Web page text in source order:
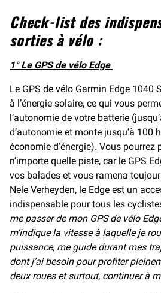
Check-list des
sorties à vélo :
1° Le GPS de vélo Edge
Le GPS de vélo Garmin Edge 1040
à l’énergie solaire, ce qui vous
l’autonomie de votre batterie
d’autonomie et monte jusqu’à 100
économie d’énergie). Vous pourrez
n’importe quelle piste, car le GPS
vos balades et vous ramena
Nele Verheyden, le Edge est un
indispensable pour tous les
me passer de mon GPS de vélo
m’indique la vitesse à laquelle je
puissance, me guide durant mes
dont j’ai besoin pour profiter
deux roues et surtout, continuer à